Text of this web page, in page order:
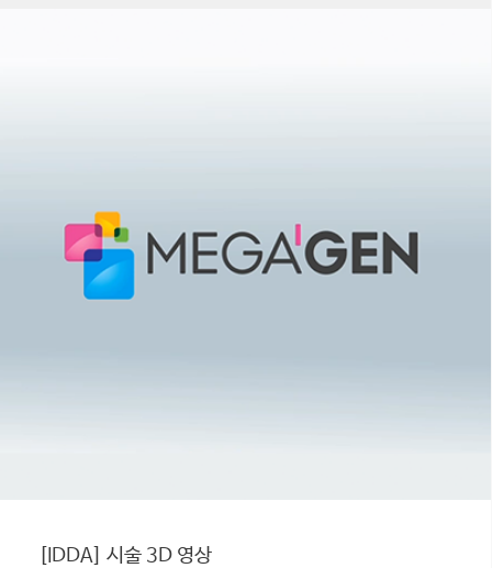
[IDDA] 시술 3D 영상